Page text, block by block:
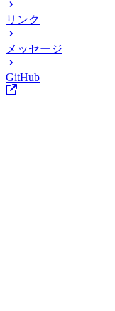
リンク
メッセージ
GitHub